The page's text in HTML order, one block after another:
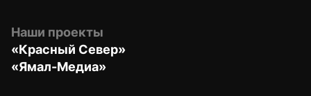
Наши проекты
«Красный Север»
«Ямал-Медиа»